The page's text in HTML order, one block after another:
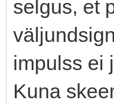
selgus, et
impulss ei
Kuna